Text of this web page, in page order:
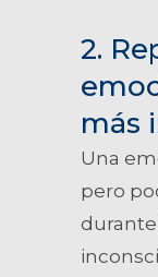
2.
más
Una
pero